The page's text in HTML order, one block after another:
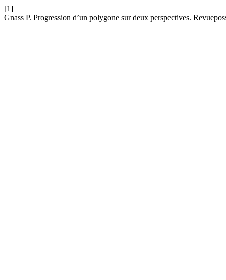
[1]
Gnass P. Progression d’un polygone sur deux perspectives.